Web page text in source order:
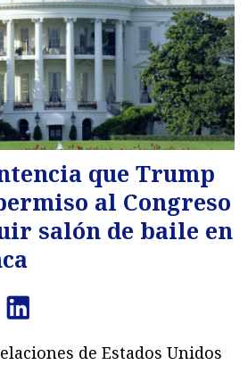
que Trump
al Congreso
salón de baile en
de Estados Unidos